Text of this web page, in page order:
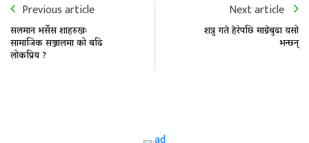
Previous article
सलमान भर्सेस शाहरुखः
सामाजिक सञ्जालमा को बढि
लोकप्रिय ?
Next article
शत्रु गते हेरेपछि माग्नेबुढा यसो
भन्छन्